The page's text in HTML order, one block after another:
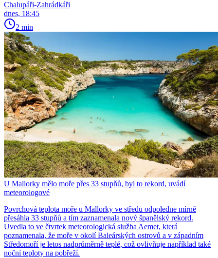
Chalupáři-Zahrádkáři
dnes, 18:45
2 min
U Mallorky mělo moře přes 33 stupňů, byl to rekord, uvádí
meteorologové
Povrchová teplota moře u Mallorky ve středu odpoledne mírně
přesáhla 33 stupňů a tím zaznamenala nový španělský rekord.
Uvedla to ve čtvrtek meteorologická služba Aemet, která
poznamenala, že moře v okolí Baleárských ostrovů a v západním
Středomoří je letos nadprůměrně teplé, což ovlivňuje například také
noční teploty na pobřeží.